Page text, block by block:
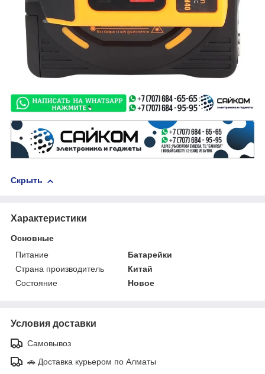
Скрыть
Характеристики
Основные
Питание
Батарейки
Страна производитель
Китай
Состояние
Новое
Условия доставки
Самовывоз
🚗 Доставка курьером по Алматы